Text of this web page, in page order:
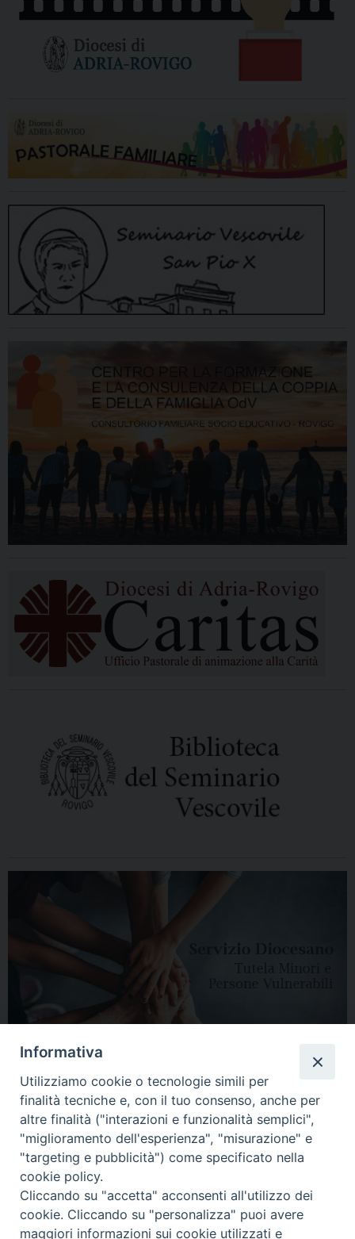
HOME DIOCESI VESCOVO CURIA VESCOVILE NEWS
APPUNTAMENTI CONTATTI SERVIZIO ANTENATI
Informativa
Utilizziamo cookie o tecnologie simili per
finalità tecniche e, con il tuo consenso, anche per
altre finalità ("interazioni e funzionalità semplici",
"miglioramento dell'esperienza", "misurazione" e
"targeting e pubblicità") come specificato nella
cookie policy.
Cliccando su "accetta" acconsenti all'utilizzo dei
cookie. Cliccando su "personalizza" puoi avere
maggiori informazioni sui cookie utilizzati e